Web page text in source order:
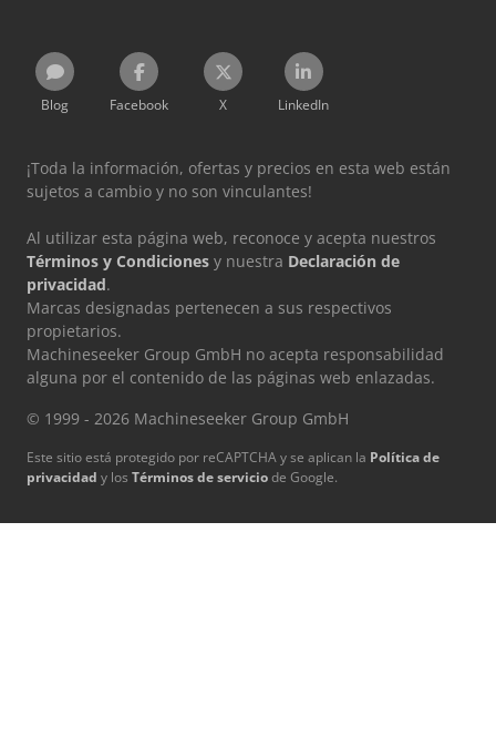
Blog Facebook X LinkedIn
¡Toda la información, ofertas y precios en esta web están
sujetos a cambio y no son vinculantes!
Al utilizar esta página web, reconoce y acepta nuestros
Términos y Condiciones y nuestra Declaración de
privacidad.
Marcas designadas pertenecen a sus respectivos
propietarios.
Machineseeker Group GmbH no acepta responsabilidad
alguna por el contenido de las páginas web enlazadas.
© 1999 - 2026 Machineseeker Group GmbH
Este sitio está protegido por reCAPTCHA y se aplican la Política de
privacidad y los Términos de serviciode Google.